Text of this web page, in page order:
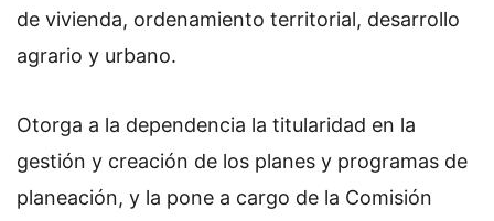
de vivienda, ordenamiento territorial, desarrollo
agrario y urbano.
Otorga a la dependencia la titularidad en la
gestión y creación de los planes y programas de
planeación, y la pone a cargo de la Comisión